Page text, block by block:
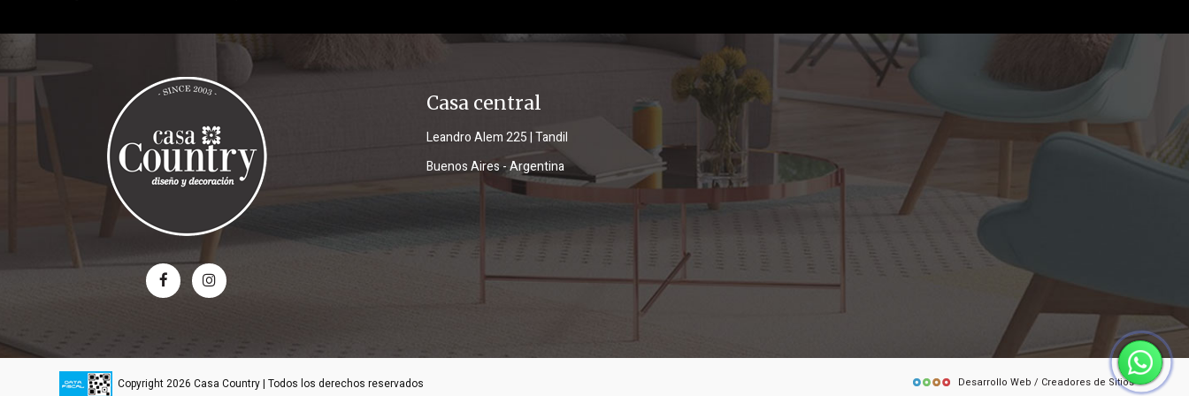
Casa central
Leandro Alem 225 | Tandil
Buenos Aires - Argentina
Copyright 2026 Casa Country | Todos los derechos reservados Desarrollo Web / Creadores de Sitios